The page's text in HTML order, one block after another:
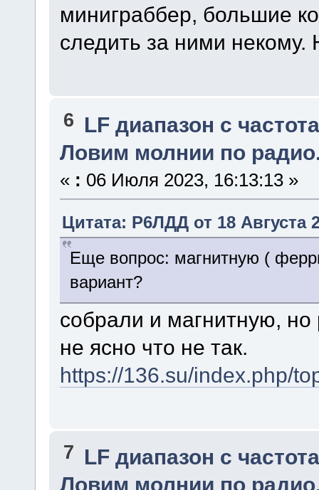
миниграббер, большие
следить за ними некому.
6 LF диапазон с
Ловим молнии по
« : 06 Июля 2023, 16:13:13 »
Цитата: Р6ЛДД от 18 Августа
Еще вопрос: магнитную (
вариант?
собрали и магнитную, но
не ясно что не так.
https://136.su/index.php/
7 LF диапазон с
Ловим молнии по